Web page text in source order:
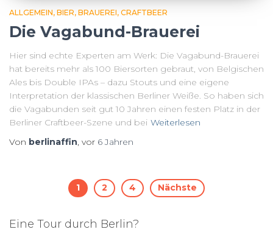
ALLGEMEIN BIER BRAUEREI CRAFTBEER
Die Vagabund-Brauerei
Hier sind echte Experten am Werk: Die Vagabund-Brauerei
hat bereits mehr als 100 Biersorten gebraut, von Belgischen
Ales bis Double IPAs – dazu Stouts und eine eigene
Interpretation der klassischen Berliner Weiße. So haben sich
die Vagabunden seit gut 10 Jahren einen festen Platz in der
Berliner Craftbeer-Szene und bei Weiterlesen
Von berlinaffin , vor 6 Jahren
Seitennummerierung
der
1 2 4 Nächste
Eine Tour durch Berlin?